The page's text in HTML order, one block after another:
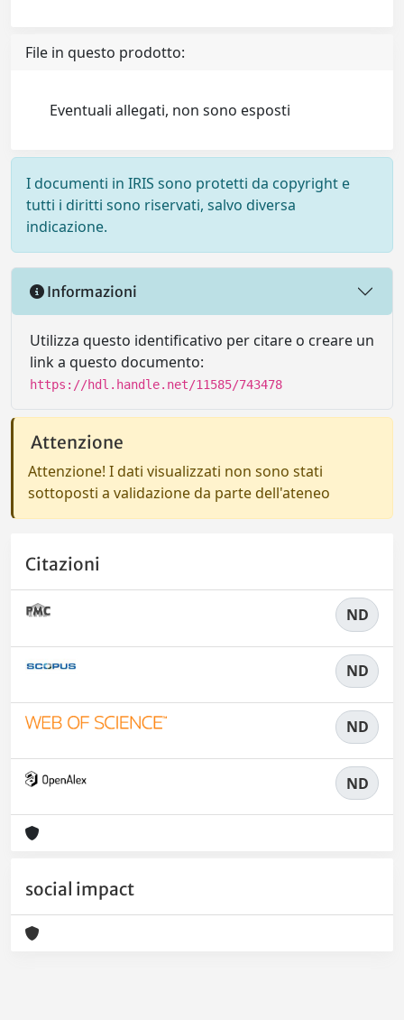
File in questo prodotto:
Eventuali allegati, non sono esposti
I documenti in IRIS sono protetti da copyright e
tutti i diritti sono riservati, salvo diversa
indicazione.
Informazioni
Utilizza questo identificativo per citare o creare un
link a questo documento:
https://hdl.handle.net/11585/743478
Attenzione
Attenzione! I dati visualizzati non sono stati
sottoposti a validazione da parte dell'ateneo
Citazioni
ND
ND
ND
ND
social impact